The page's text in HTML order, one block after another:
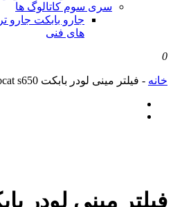
سری سوم کاتالوگ ها
جارو بابکت جارو
های فنی
0
خانه - فیلتر مینی لودر بابکت bobcat s650